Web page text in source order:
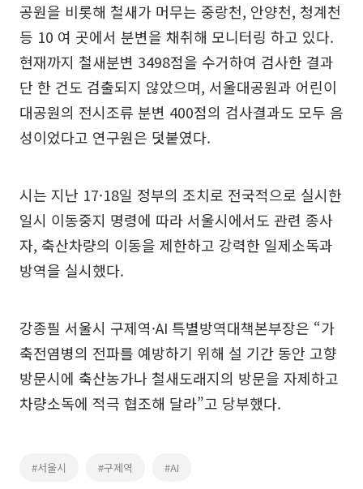
공원을 비롯해 철새가 머무는 중랑천, 안양천, 청계천
등 10 여 곳에서 분변을 채취해 모니터링 하고 있다.
현재까지 철새분변 3498점을 수거하여 검사한 결과
단 한 건도 검출되지 않았으며, 서울대공원과 어린이
대공원의 전시조류 분변 400점의 검사결과도 모두 음
성이었다고 연구원은 덧붙였다.
시는 지난 17·18일 정부의 조치로 전국적으로 실시한
일시 이동중지 명령에 따라 서울시에서도 관련 종사
자, 축산차량의 이동을 제한하고 강력한 일제소독과
방역을 실시했다.
강종필 서울시 구제역·AI 특별방역대책본부장은 “가
축전염병의 전파를 예방하기 위해 설 기간 동안 고향
방문시에 축산농가나 철새도래지의 방문을 자제하고
차량소독에 적극 협조해 달라”고 당부했다.
#서울시 #구제역 #AI